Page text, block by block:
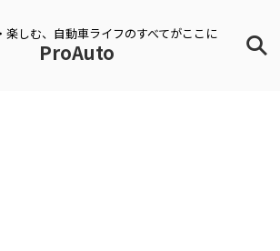
楽しむ、自動車ライフのすべてがここに
ProAuto